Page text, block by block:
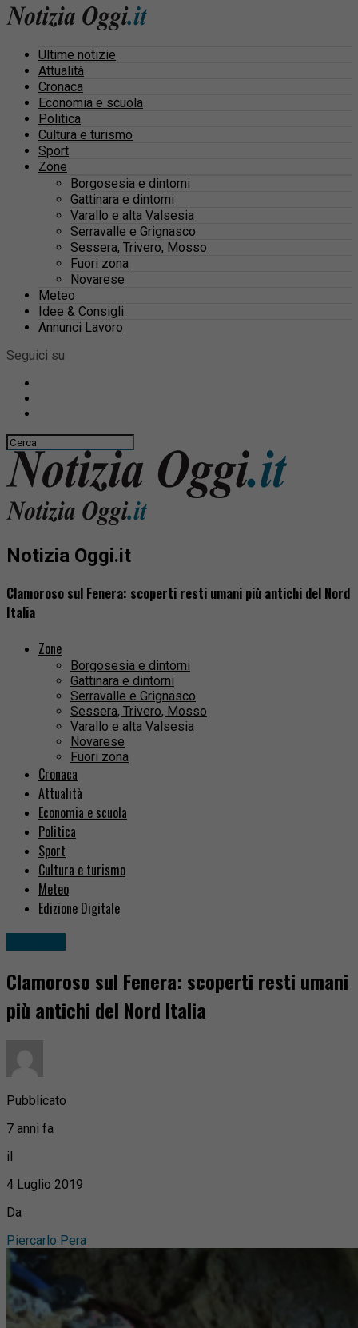
Ultime notizie
Attualità
Cronaca
Economia e scuola
Politica
Cultura e turismo
Sport
Zone
Borgosesia e dintorni
Gattinara e dintorni
Varallo e alta Valsesia
Serravalle e Grignasco
Sessera, Trivero, Mosso
Fuori zona
Novarese
Meteo
Idee & Consigli
Annunci Lavoro
Seguici su
Notizia Oggi.it
Clamoroso sul Fenera: scoperti resti umani più antichi del Nord
Italia
Zone
Borgosesia e dintorni
Gattinara e dintorni
Serravalle e Grignasco
Sessera, Trivero, Mosso
Varallo e alta Valsesia
Novarese
Fuori zona
Cronaca
Attualità
Economia e scuola
Politica
Sport
Cultura e turismo
Meteo
Edizione Digitale
Clamoroso sul Fenera: scoperti resti umani
più antichi del Nord Italia
Pubblicato
7 anni fa
il
4 Luglio 2019
Da
Piercarlo Pera